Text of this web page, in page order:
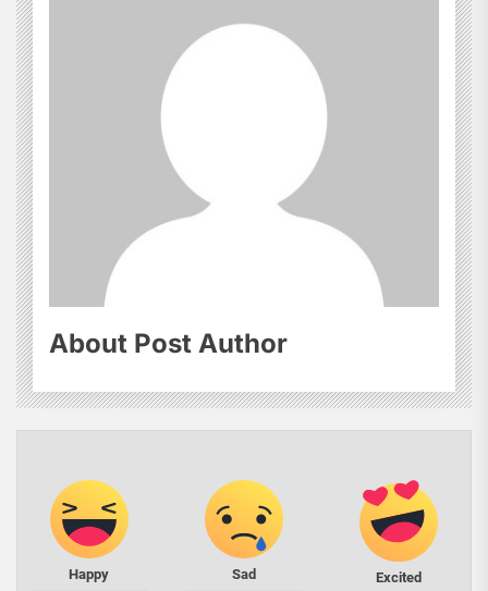
About Post Author
Happy Sad Excited